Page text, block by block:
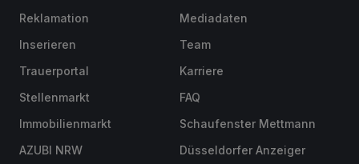
Reklamation
Inserieren
Trauerportal
Stellenmarkt
Immobilienmarkt
AZUBI NRW
Mediadaten
Team
Karriere
FAQ
Schaufenster Mettmann
Düsseldorfer Anzeiger